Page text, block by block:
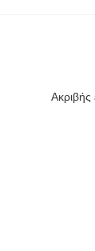
Ακριβής